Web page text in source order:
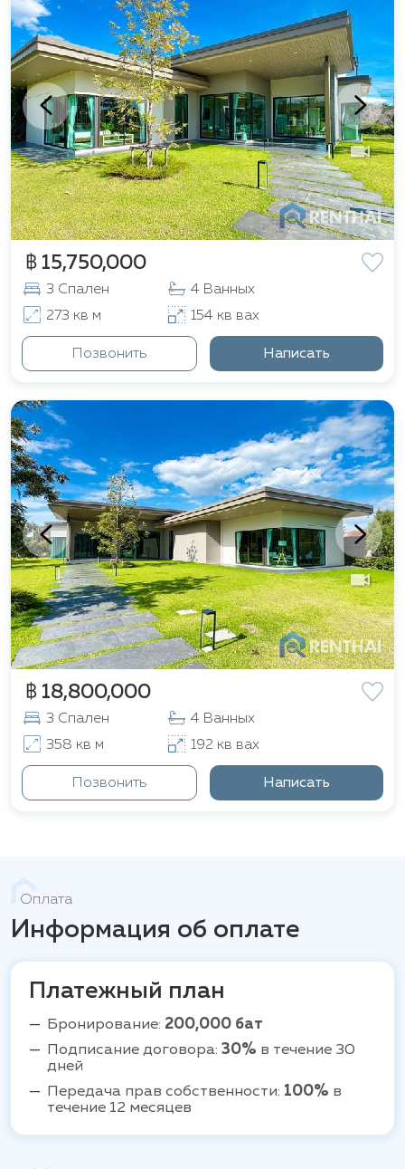
฿ 15,750,000
3 Спален
4 Ванных
273 кв м
154 кв вах
Позвонить Написать
฿ 18,800,000
3 Спален
4 Ванных
358 кв м
192 кв вах
Позвонить Написать
Оплата
Информация об оплате
Платежный план
Бронирование: 200,000 бат
Подписание договора: 30% в течение 30
дней
Передача прав собственности: 100% в
течение 12 месяцев